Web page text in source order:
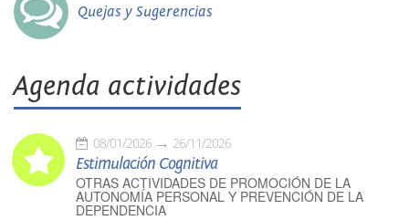
Quejas y Sugerencias
Agenda actividades
08/01/2026 26/11/2026
Estimulación Cognitiva
OTRAS ACTIVIDADES DE PROMOCIÓN DE LA
AUTONOMÍA PERSONAL Y PREVENCIÓN DE LA
DEPENDENCIA